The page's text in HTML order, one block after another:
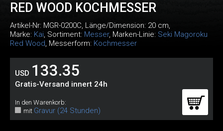
RED WOOD KOCHMESSER
Artikel-Nr: MGR-0200C, Länge/Dimension: 20 cm,
Marke: Kai, Sortiment: Messer, Marken-Linie: Seki Magoroku
Red Wood, Messerform: Kochmesser
USD 133.35
Gratis-Versand innert 24h
In den Warenkorb:
mit Gravur (24 Stunden)